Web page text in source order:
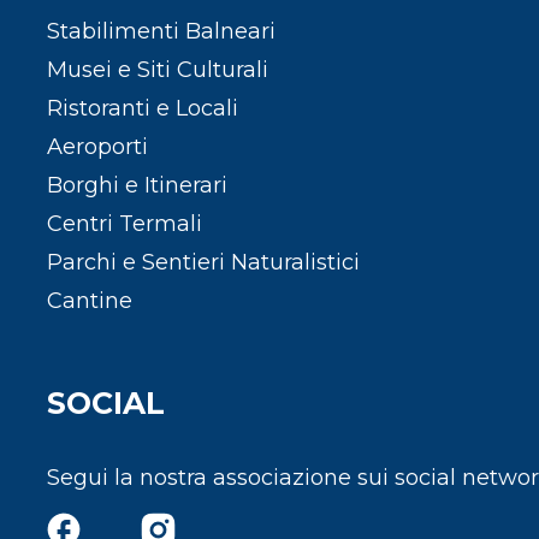
Stabilimenti Balneari
Musei e Siti Culturali
Ristoranti e Locali
Aeroporti
Borghi e Itinerari
Centri Termali
Parchi e Sentieri Naturalistici
Cantine
SOCIAL
Segui la nostra associazione sui social